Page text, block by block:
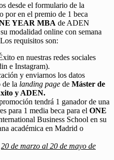
desde el formulario de la
por en el premio de 1 beca
YEAR MBA de ADEN
modalidad online con semana
requisitos son:
en nuestras redes sociales
e Instagram).
y enviarnos los datos
de la landing page de Máster de
y ADEN.
tendrá 1 ganador de una
para 1 media beca para el ONE
Business School en su
académica en Madrid o
20 de marzo al 20 de mayo de